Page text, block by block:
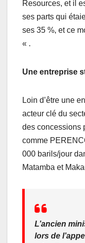
Resources, et il
ses parts qui
ses 35 %, et ce
« .
Une entreprise
Loin d’être une
acteur clé du
des concessions
comme
000 barils/jour
Matamba et
L’ancien
lors de